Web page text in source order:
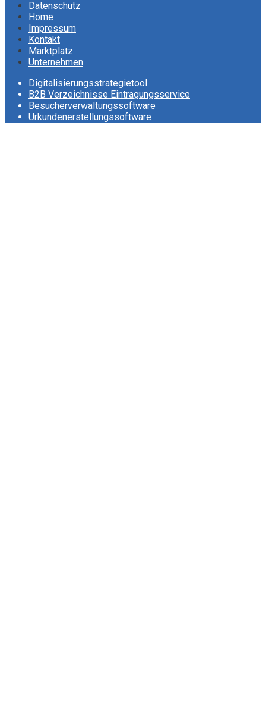
Datenschutz
Home
Impressum
Kontakt
Marktplatz
Unternehmen
Digitalisierungsstrategietool
B2B Verzeichnisse Eintragungsservice
Besucherverwaltungssoftware
Urkundenerstellungssoftware